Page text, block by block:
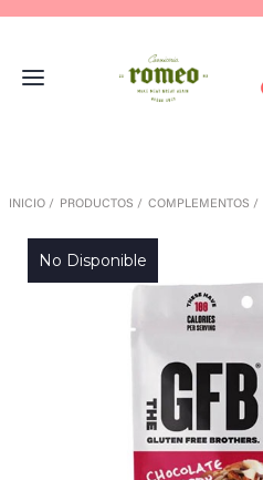
INICIO PRODUCTOS COMPLEMENTOS
No Disponible